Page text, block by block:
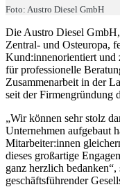
Foto: Austro Diesel GmbH
Die Austro Diesel
Zentral- und Osteuropa,
Kund:innenorientiert und
für professionelle
Zusammenarbeit in der
seit der Firmengründung
„Wir können sehr stolz
Unternehmen aufgebaut
Mitarbeiter:innen
dieses großartige
ganz herzlich
geschäftsführender